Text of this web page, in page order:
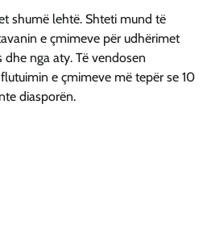
shumë lehtë. Shteti mund të
e çmimeve për udhërimet
nga aty. Të vendosen
e çmimeve më tepër se 10
diasporën.